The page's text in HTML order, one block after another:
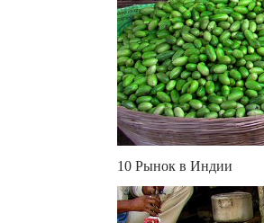
10 Рынок в Индии